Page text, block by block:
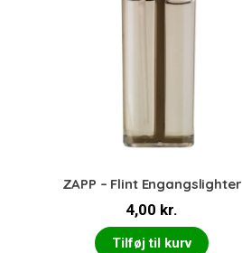
ZAPP – Flint Engangslighter
4,00 kr.
Tilføj til kurv